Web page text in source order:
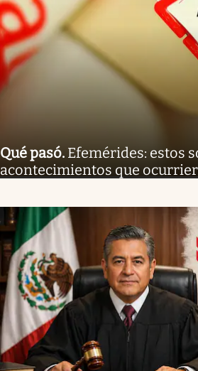
Qué pasó. Efemérides: estos
acontecimientos que